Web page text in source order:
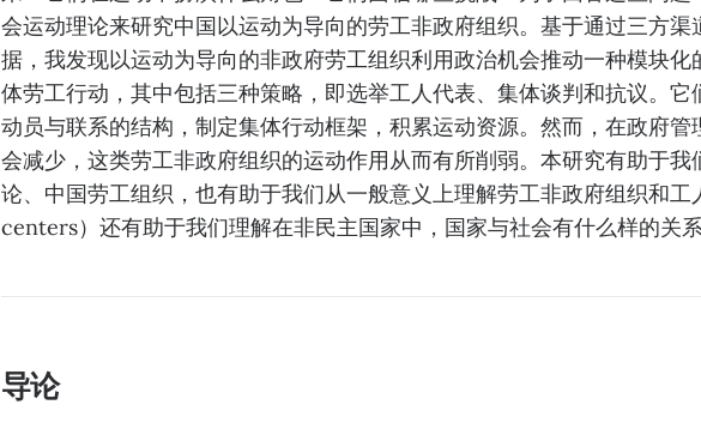
会运动理论来研究中国以运动为导向的劳工非政府组织。基于通过三方渠
据，我发现以运动为导向的非政府劳工组织利用政治机会推动一种模块
体劳工行动，其中包括三种策略，即选举工人代表、集体谈判和抗议。它
动员与联系的结构，制定集体行动框架，积累运动资源。然而，在政府管
会减少，这类劳工非政府组织的运动作用从而有所削弱。本研究有助于我
论、中国劳工组织，也有助于我们从一般意义上理解劳工非政府组织和
centers）还有助于我们理解在非民主国家中，国家与社会有什么样的关系
导论